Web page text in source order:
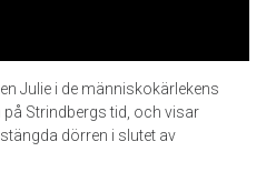
Julie i de människokärlekens
Strindbergs tid, och visar
dörren i slutet av